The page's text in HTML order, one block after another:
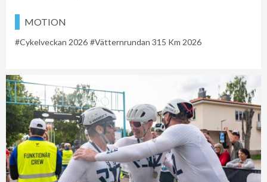
MOTION
Cykelveckan 2026 Vätternrundan 315 Km 2026